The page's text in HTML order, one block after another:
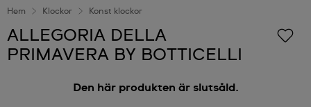
Hem Klockor Konst klockor
ALLEGORIA DELLA
PRIMAVERA BY BOTTICELLI
Den här produkten är slutsåld.